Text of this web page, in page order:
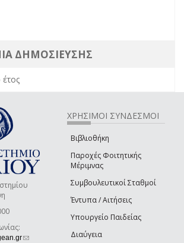
ΔΗΜΟΣΙΕΥΣΗΣ
έτος filter
(link sends e-mail)
ΧΡΗΣΙΜΟΙ ΣΥΝΔΕΣΜΟΙ
Βιβλιοθήκη
Παροχές Φοιτητικής
Μέριμνας
Συμβουλευτικοί Σταθμοί
Έντυπα / Αιτήσεις
Υπουργείο Παιδείας
Διαύγεια